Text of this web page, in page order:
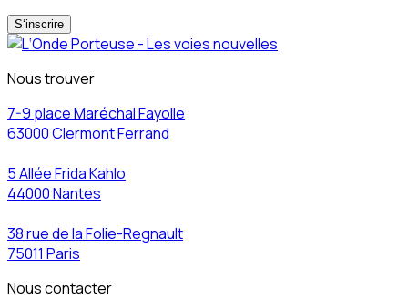
S‘inscrire
Nous trouver
7-9 place Maréchal Fayolle
63000 Clermont Ferrand
5 Allée Frida Kahlo
44000 Nantes
38 rue de la Folie-Regnault
75011 Paris
Nous contacter